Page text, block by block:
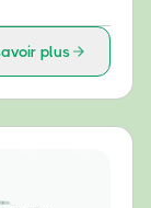
plus